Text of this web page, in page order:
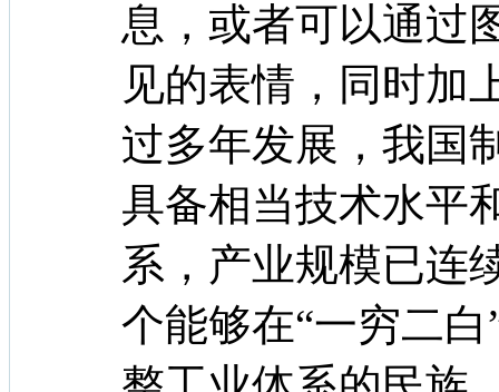
息，或者可以通过
见的表情，同时加
过多年发展，我国
具备相当技术水平
系，产业规模已连
个能够在“一穷二